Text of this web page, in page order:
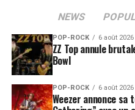
NEWS
POP-ROCK 6 août 2026
ZZ Top annule
Bowl
POP-ROCK 6 août 2026
Weezer annonce sa